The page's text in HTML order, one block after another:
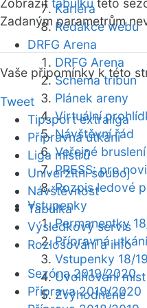
Kariéra
Redakce webu
DRFG Arena
DRFG Arena
Schéma tribun
Plánek areny
Virtuální
Návštěvní řád
Veřejné bruslení
PRESS: pro
Rozpis ledové
Vstupenky
Permanentky
Přípravná
Vstupenky 18/19
Uvolňování míst
Zvýhodněné
Zobrazit tabulku této
Zadaným parametrům
Vaše připomínky k této
Tweet
Tipsport extraliga
Přípravná utkání
Liga mistrů
Univerzitní souboj
Návštěvnost
Tabulka
Výsledkový servis
Rozlosování a info
Sezóna 2019/2020
Příprava 2019/2020